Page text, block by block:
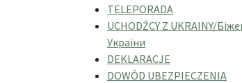
TELEPORADA
UCHODŹCY Z UKRAINY/
України
DEKLARACJE
DOWÓD UBEZPIECZENIA